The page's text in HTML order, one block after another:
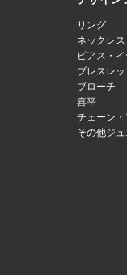
リング
ネックレ
ピアス・
ブレスレ
ブローチ
喜平
チェーン
その他ジ